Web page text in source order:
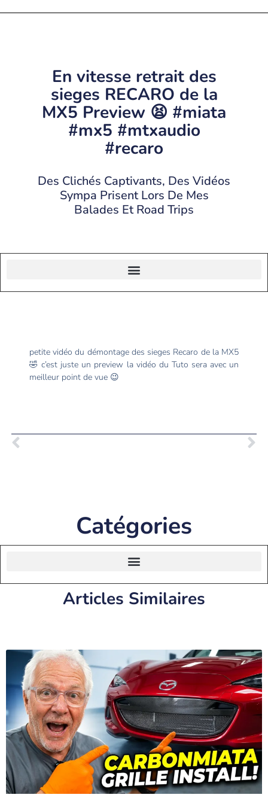
En vitesse retrait des
sieges RECARO de la
MX5 Preview 😫 #miata
#mx5 #mtxaudio
#recaro
Des Clichés Captivants, Des Vidéos
Sympa Prisent Lors De Mes
Balades Et Road Trips
petite vidéo du démontage des sieges Recaro de la MX5
🤣 c’est juste un preview la vidéo du Tuto sera avec un
meilleur point de vue 😉
Catégories
Articles Similaires